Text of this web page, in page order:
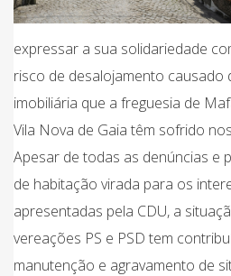
expressar a sua solidariedade
risco de desalojamento causado
imobiliária que a freguesia de
Vila Nova de Gaia têm sofrido
Apesar de todas as denúncias e
de habitação virada para os
apresentadas pela CDU, a
vereações PS e PSD tem
manutenção e agravamento de